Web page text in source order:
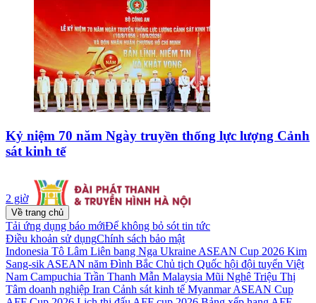
Kỷ niệm 70 năm Ngày truyền thống lực lượng Cảnh
sát kinh tế
2 giờ
Về trang chủ
Tải ứng dụng báo mớiĐể không bỏ sót tin tức
Điều khoản sử dụngChính sách bảo mật
Indonesia Tô Lâm Liên bang Nga Ukraine ASEAN Cup 2026 Kim
Sang-sik ASEAN năm Đình Bắc Chủ tịch Quốc hội đội tuyển Việt
Nam Campuchia Trần Thanh Mẫn Malaysia Mũi Nghê Triệu Thị
Tâm doanh nghiệp Iran Cảnh sát kinh tế Myanmar ASEAN Cup